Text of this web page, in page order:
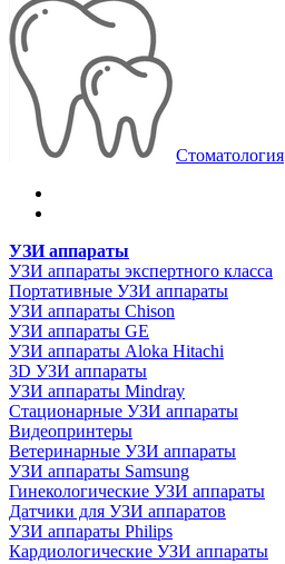
Стоматология
УЗИ аппараты
УЗИ аппараты экспертного класса
Портативные УЗИ аппараты
УЗИ аппараты Chison
УЗИ аппараты GE
УЗИ аппараты Aloka Hitachi
3D УЗИ аппараты
УЗИ аппараты Mindray
Стационарные УЗИ аппараты
Видеопринтеры
Ветеринарные УЗИ аппараты
УЗИ аппараты Samsung
Гинекологические УЗИ аппараты
Датчики для УЗИ аппаратов
УЗИ аппараты Philips
Кардиологические УЗИ аппараты